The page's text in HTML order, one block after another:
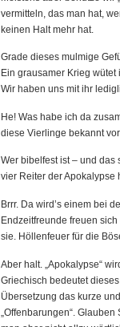
vermitteln, das man hat,
keinen Halt mehr hat.
Grade dieses mulmige
Ein grausamer Krieg
Wir haben uns mit ihr
He! Was habe ich da
diese Vierlinge bekannt
Wer bibelfest ist – und das
vier Reiter der Apokalypse
Brrr. Da wird’s einem bei
Endzeitfreunde freuen
sie. Höllenfeuer für die
Aber halt. „Apokalypse“
Griechisch bedeutet dieses
Übersetzung das kurze
„Offenbarungen“.